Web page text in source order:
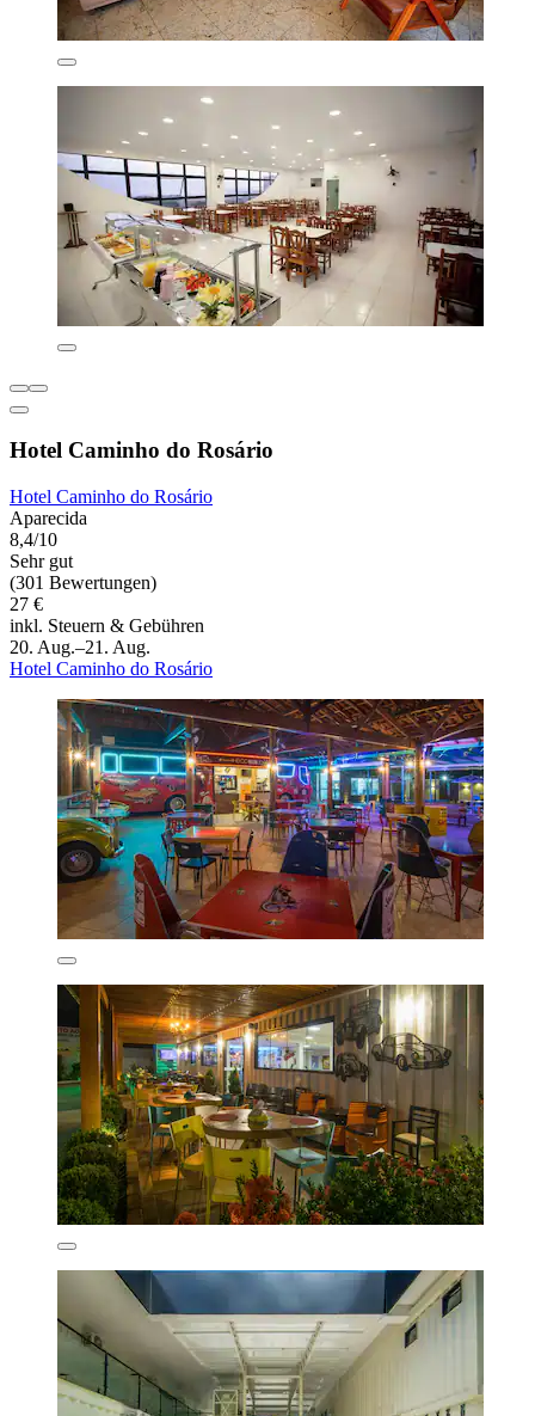
Hotel Caminho do Rosário
Hotel Caminho do Rosário
Aparecida
8,4/10
Sehr gut
(301 Bewertungen)
27 €
inkl. Steuern & Gebühren
20. Aug.–21. Aug.
Hotel Caminho do Rosário